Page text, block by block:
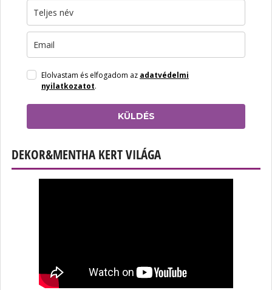
Elolvastam és elfogadom az adatvédelmi
nyilatkozatot.
KÜLDÉS
DEKOR&MENTHA KERT VILÁGA